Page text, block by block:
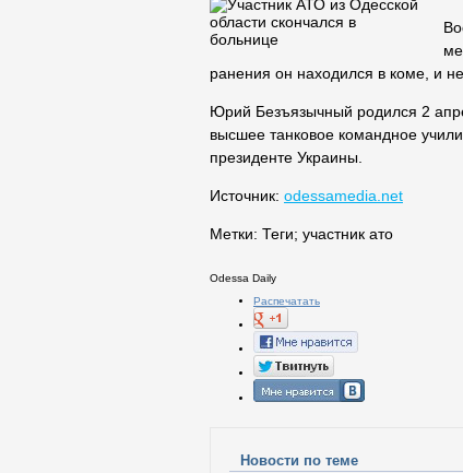
ранения он находился в коме, и
Юрий Безъязычный родился 2
высшее танковое командное
президенте Украины.
Источник: odessamedia.net
Метки: Теги; участник ато
Odessa Daily
Распечатать
Новости по теме